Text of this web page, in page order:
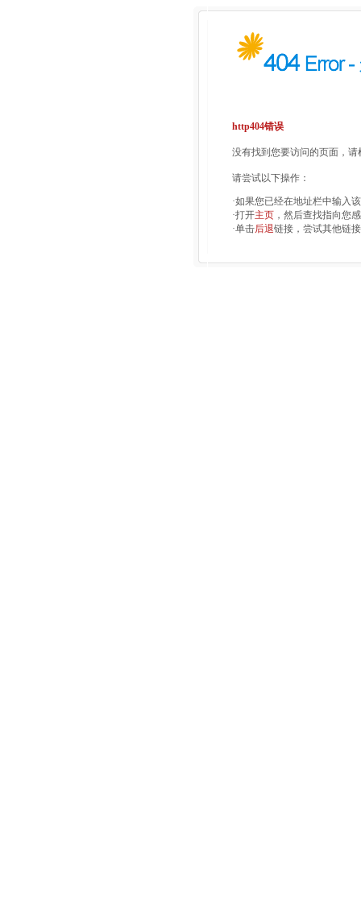
http404错误
没有找到您要访问的页面，
请尝试以下操作：
·如果您已经在地址栏中输入
·打开主页 ，然后查找指向您
·单击后退链接，尝试其他链